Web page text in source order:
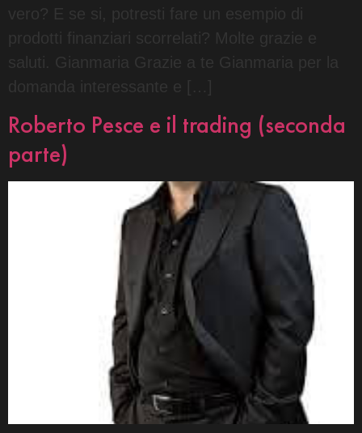
vero? E se si, potresti fare un esempio di
prodotti finanziari scorrelati? Molte grazie e
saluti. Gianmaria Grazie a te Gianmaria per la
domanda interessante e […]
Roberto Pesce e il trading (seconda
parte)